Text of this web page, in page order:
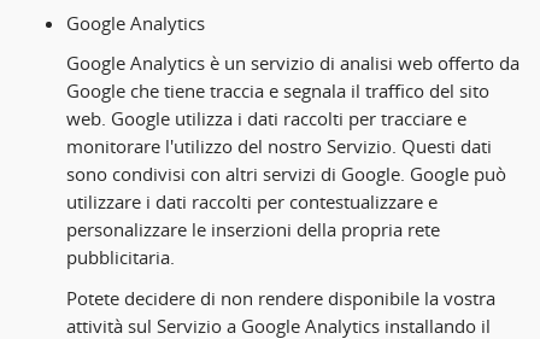
Google Analytics
Google Analytics è un servizio di analisi web offerto da
Google che tiene traccia e segnala il traffico del sito
web. Google utilizza i dati raccolti per tracciare e
monitorare l'utilizzo del nostro Servizio. Questi dati
sono condivisi con altri servizi di Google. Google può
utilizzare i dati raccolti per contestualizzare e
personalizzare le inserzioni della propria rete
pubblicitaria.
Potete decidere di non rendere disponibile la vostra
attività sul Servizio a Google Analytics installando il